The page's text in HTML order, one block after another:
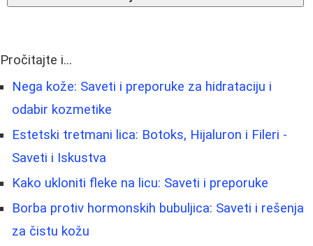
Pročitajte i...
Nega kože: Saveti i preporuke za hidrataciju i
odabir kozmetike
Estetski tretmani lica: Botoks, Hijaluron i Fileri -
Saveti i Iskustva
Kako ukloniti fleke na licu: Saveti i preporuke
Borba protiv hormonskih bubuljica: Saveti i rešenja
za čistu kožu